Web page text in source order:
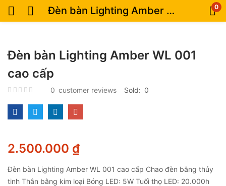
Đèn bàn Lighting Amber WL 001 cao cấp 0
Đèn bàn Lighting Amber WL 001
cao cấp
0 customer reviews Sold: 0
2.500.000 ₫
Đèn bàn Lighting Amber WL 001 cao cấp Chao đèn bằng thủy
tinh Thân bằng kim loại Bóng LED: 5W Tuổi thọ LED: 20.000h